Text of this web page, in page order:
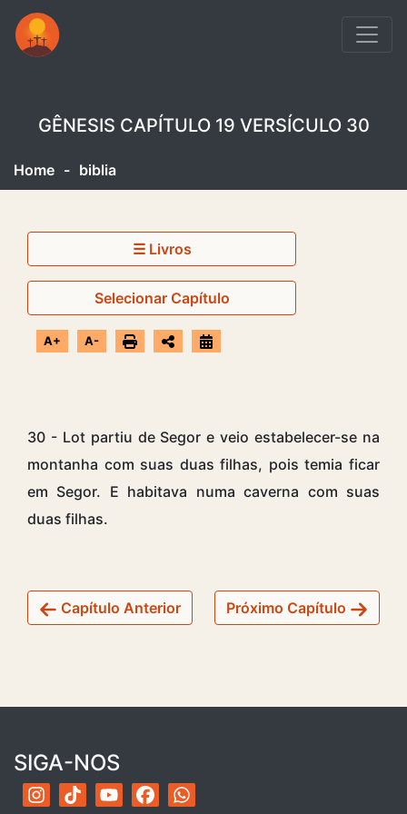
GÊNESIS CAPÍTULO 19 VERSÍCULO 30
Home - biblia
☰ Livros
Selecionar Capítulo
A+ A-
30 - Lot partiu de Segor e veio estabelecer-se na
montanha com suas duas filhas, pois temia ficar
em Segor. E habitava numa caverna com suas
duas filhas.
Capítulo Anterior Próximo Capítulo
SIGA-NOS